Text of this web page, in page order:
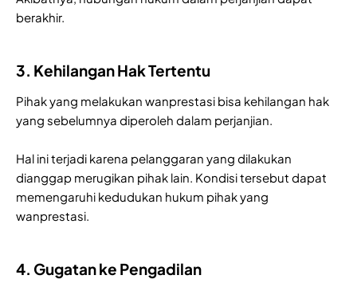
berakhir.
3. Kehilangan Hak Tertentu
Pihak yang melakukan wanprestasi bisa kehilangan hak
yang sebelumnya diperoleh dalam perjanjian.
Hal ini terjadi karena pelanggaran yang dilakukan
dianggap merugikan pihak lain. Kondisi tersebut dapat
memengaruhi kedudukan hukum pihak yang
wanprestasi.
4. Gugatan ke Pengadilan